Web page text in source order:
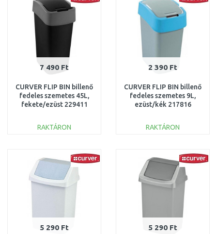
7 490 Ft
CURVER FLIP BIN billenő
fedeles szemetes 45L,
fekete/ezüst 229411
RAKTÁRON
Összehasonlítás
2 390 Ft
CURVER FLIP BIN billenő
fedeles szemetes 9L,
ezüst/kék 217816
RAKTÁRON
Összehasonlítás
5 290 Ft 5 290 Ft